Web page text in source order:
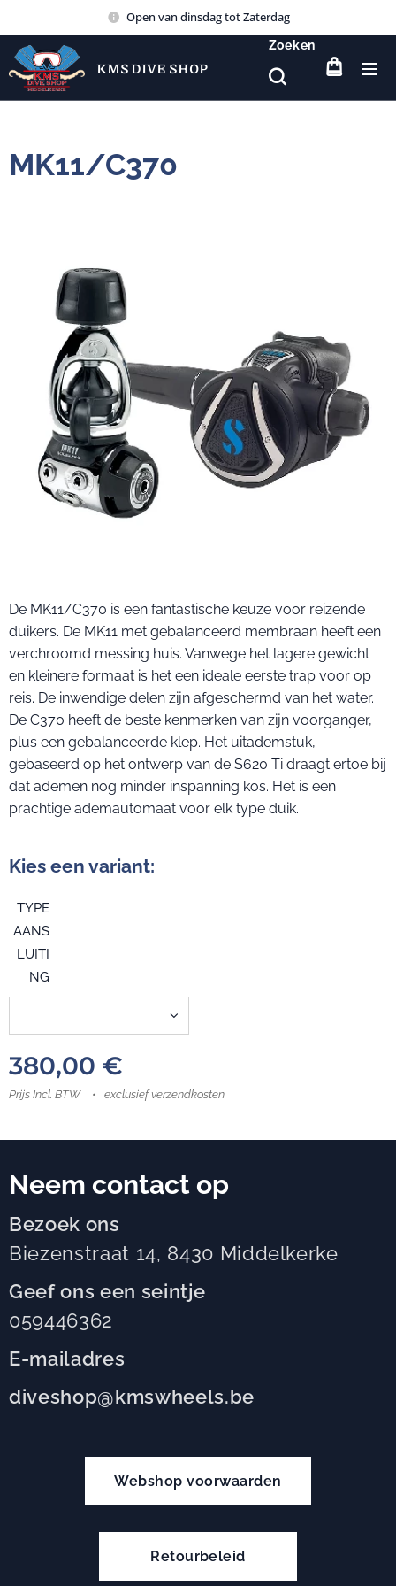
Open van dinsdag tot Zaterdag
KMS DIVE SHOP
Zoeken
MK11/C370
De MK11/C370 is een fantastische keuze voor reizende
duikers. De MK11 met gebalanceerd membraan heeft een
verchroomd messing huis. Vanwege het lagere gewicht
en kleinere formaat is het een ideale eerste trap voor op
reis. De inwendige delen zijn afgeschermd van het water.
De C370 heeft de beste kenmerken van zijn voorganger,
plus een gebalanceerde klep. Het uitademstuk,
gebaseerd op het ontwerp van de S620 Ti draagt ertoe bij
dat ademen nog minder inspanning kos. Het is een
prachtige ademautomaat voor elk type duik.
Kies een variant:
TYPE
AANS
LUITI
NG
380,00 €
Prijs Incl. BTW exclusief verzendkosten
Neem contact op
Bezoek ons
Biezenstraat 14, 8430 Middelkerke
Geef ons een seintje
059446362
E-mailadres
diveshop@kmswheels.be
Webshop voorwaarden
Retourbeleid